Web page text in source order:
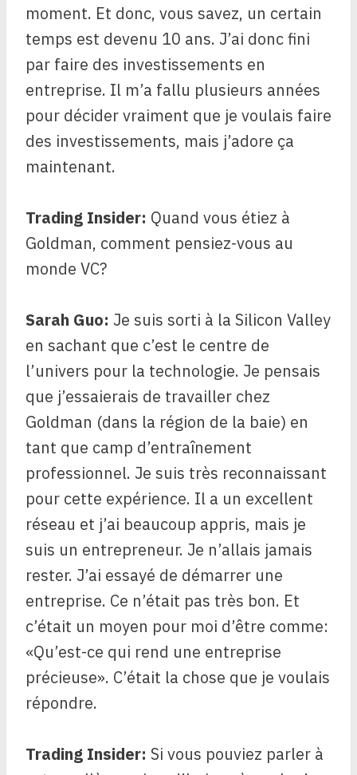
moment. Et donc, vous savez, un certain
temps est devenu 10 ans. J’ai donc fini
par faire des investissements en
entreprise. Il m’a fallu plusieurs années
pour décider vraiment que je voulais faire
des investissements, mais j’adore ça
maintenant.
Trading Insider: Quand vous étiez à
Goldman, comment pensiez-vous au
monde VC?
Sarah Guo: Je suis sorti à la Silicon Valley
en sachant que c’est le centre de
l’univers pour la technologie. Je pensais
que j’essaierais de travailler chez
Goldman (dans la région de la baie) en
tant que camp d’entraînement
professionnel. Je suis très reconnaissant
pour cette expérience. Il a un excellent
réseau et j’ai beaucoup appris, mais je
suis un entrepreneur. Je n’allais jamais
rester. J’ai essayé de démarrer une
entreprise. Ce n’était pas très bon. Et
c’était un moyen pour moi d’être comme:
«Qu’est-ce qui rend une entreprise
précieuse». C’était la chose que je voulais
répondre.
Trading Insider: Si vous pouviez parler à